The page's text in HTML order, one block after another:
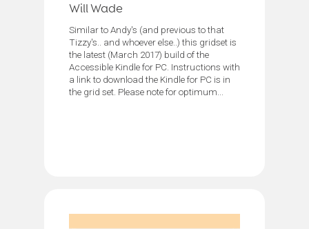
Will Wade
Similar to Andy's (and previous to that
Tizzy's.. and whoever else..) this gridset is
the latest (March 2017) build of the
Accessible Kindle for PC. Instructions with
a link to download the Kindle for PC is in
the grid set. Please note for optimum...